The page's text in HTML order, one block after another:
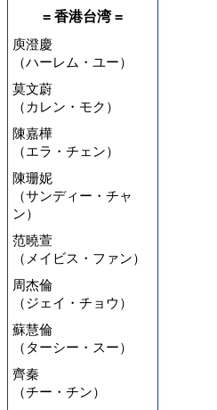
= 香港台湾 =
庾澄慶
（ハーレム・ユー）
莫文蔚
（カレン・モク）
陳嘉樺
（エラ・チェン）
陳珊妮
（サンディー・チャ
ン）
范曉萱
（メイビス・ファン）
周杰倫
（ジェイ・チョウ）
蘇慧倫
（ターシー・スー）
齊秦
（チー・チン）